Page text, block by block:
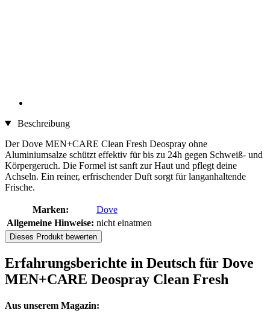
Beschreibung
Der Dove MEN+CARE Clean Fresh Deospray ohne
Aluminiumsalze schützt effektiv für bis zu 24h gegen Schweiß- und
Körpergeruch. Die Formel ist sanft zur Haut und pflegt deine
Achseln. Ein reiner, erfrischender Duft sorgt für langanhaltende
Frische.
Marken:
Dove
Allgemeine Hinweise: nicht einatmen
Dieses Produkt bewerten
Erfahrungsberichte in Deutsch für Dove
MEN+CARE Deospray Clean Fresh
Aus unserem Magazin: